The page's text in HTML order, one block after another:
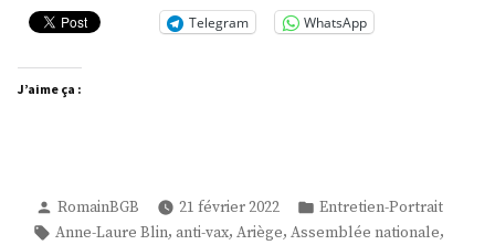
Levi »
Telegram WhatsApp
J’aime ça :
Publié
par
RomainBGB 21 février 2022
Publié
dans
Entretien-Portrait
Étiquettes :
Anne-Laure Blin, anti-vax, Ariège, Assemblée nationale,